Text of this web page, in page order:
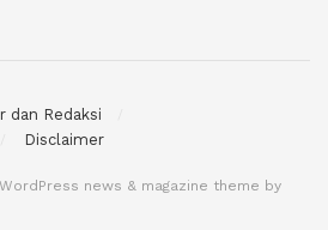
dan Redaksi
Disclaimer
news & magazine theme by